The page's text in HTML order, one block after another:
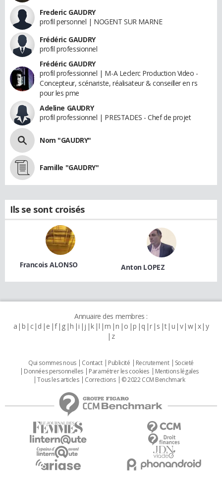
Frederic GAUDRY
profil personnel | NOGENT SUR MARNE
Frédéric GAUDRY
profil professionnel
Frédéric GAUDRY
profil professionnel | M-A Leclerc Production Video -
Concepteur, scénariste, réalisateur & conseiller en rs
pour les pme
Adeline GAUDRY
profil professionnel | PRESTADES - Chef de projet
Nom "GAUDRY"
Famille "GAUDRY"
Ils se sont croisés
Francois ALONSO Anton LOPEZ
Annuaire des membres :
a b c d e f g h i j k l m n o p q r s t u v w x y
z
Qui sommes nous Contact Publicité Recrutement
Societé
Données personnelles
Paramétrer les cookies
Mentions légales
Tous les articles
Corrections © 2022 CCM Benchmark